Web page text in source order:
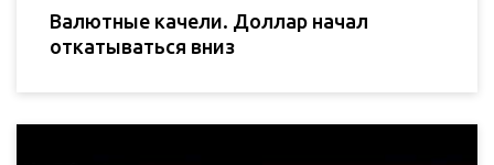
Валютные качели. Доллар начал
откатываться вниз